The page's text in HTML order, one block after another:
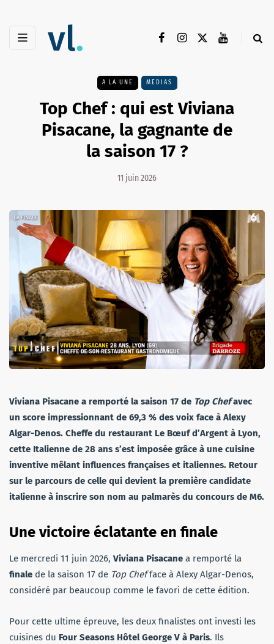
A LA UNE MÉDIAS
Top Chef : qui est Viviana
Pisacane, la gagnante de
la saison 17 ?
11 juin 2026
Viviana Pisacane a remporté la saison 17 de Top Chefavec
un score impressionnant de 69,3 % des voix face à Alexy
Algar-Denos. Cheffe du restaurant Le Bœuf d’Argent à Lyon,
cette Italienne de 28 ans s’est imposée grâce à une cuisine
inventive mêlant influences françaises et italiennes. Retour
sur le parcours de celle qui devient la première candidate
italienne à inscrire son nom au palmarès du concours de M6.
Une victoire éclatante en finale
Le mercredi 11 juin 2026, Viviana Pisacane a remporté la
finale de la saison 17 de Top Chefface à Alexy Algar-Denos,
considéré par beaucoup comme le favori de cette édition.
Pour cette ultime épreuve, les deux finalistes ont investi les
cuisines du Four Seasons Hôtel George V à Paris. Ils